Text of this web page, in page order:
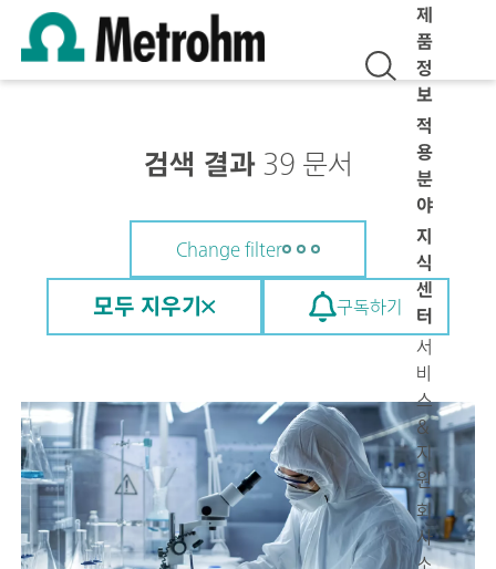
제
품
정
보
적
용
분
야
지
식
센
터
서
비
스
&
지
원
회
사
소
검색 결과39 문서
Change filter
모두 지우기 구독하기